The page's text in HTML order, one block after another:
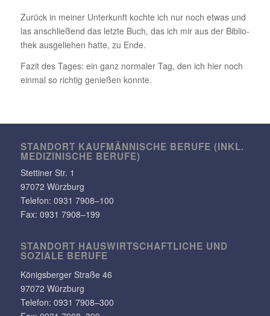
Zurück in meiner Unter­kunft kochte ich nur noch etwas und
las anschlie­ßend das letzte Buch, das ich mir aus der Biblio­
thek ausge­liehen hatte, zu Ende.
Fazit des Tages: ein ganz normaler Tag, den ich hier noch
einmal so richtig genießen konnte.
STANDORT KAUF­MÄN­NI­SCHE BERUFE (INKL.
MEDI­ZI­NI­SCHE BERUFE)
Stet­tiner Str. 1
97072 Würzburg
Telefon: 0931 7908–100
Fax: 0931 7908–199
STANDORT HAUS­WIRT­SCHAFT­LICHE UND
SOZIALE BERUFE
Königs­berger Straße 46
97072 Würzburg
Telefon: 0931 7908–300